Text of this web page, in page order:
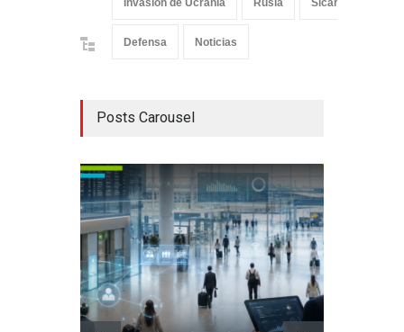
Invasión de Ucrania Rusia Sicarios
Defensa Noticias
Posts Carousel